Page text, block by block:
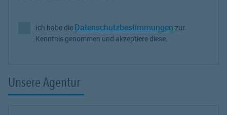
Ich habe die Datenschutzbestimmungen zur Kenntnis
Ich habe die Datenschutzbestimmungen zur
Kenntnis genommen und akzeptiere diese.
Unsere Agentur